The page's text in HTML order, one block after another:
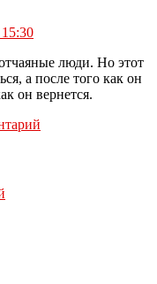
люди. Но этот
а после того как он
он вернется.